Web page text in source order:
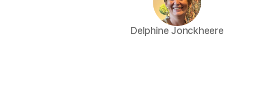
Delphine Jonckheere